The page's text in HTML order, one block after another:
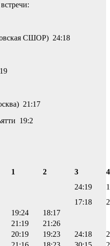
СШОР) 24:18
21:17
19:2
1 2 3
4
24:19
17:18
19:24
18:17
21:19
21:26
20:19 19:23 24:18